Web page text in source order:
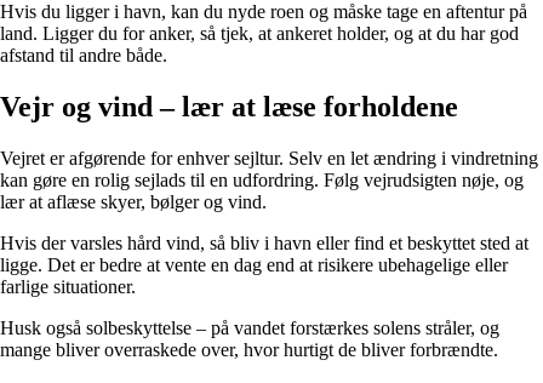
Hvis du ligger i havn, kan du nyde roen og måske tage en aftentur på
land. Ligger du for anker, så tjek, at ankeret holder, og at du har god
afstand til andre både.
Vejr og vind – lær at læse forholdene
Vejret er afgørende for enhver sejltur. Selv en let ændring i vindretning
kan gøre en rolig sejlads til en udfordring. Følg vejrudsigten nøje, og
lær at aflæse skyer, bølger og vind.
Hvis der varsles hård vind, så bliv i havn eller find et beskyttet sted at
ligge. Det er bedre at vente en dag end at risikere ubehagelige eller
farlige situationer.
Husk også solbeskyttelse – på vandet forstærkes solens stråler, og
mange bliver overraskede over, hvor hurtigt de bliver forbrændte.